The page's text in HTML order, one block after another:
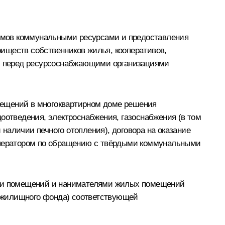
коммунальными ресурсами и предоставления
собственников жилья, кооперативов,
ресурсоснабжающими организациями
в многоквартирном доме решения
электроснабжения, газоснабжения (в том
печного отопления), договора на оказание
по обращению с твёрдыми коммунальными
помещений и нанимателями жилых помещений
фонда) соответствующей